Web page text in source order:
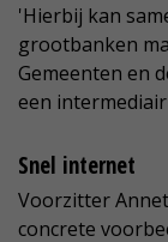
'Hierbij kan
grootbanken
Gemeenten en
een
Snel internet
Voorzitter
concrete